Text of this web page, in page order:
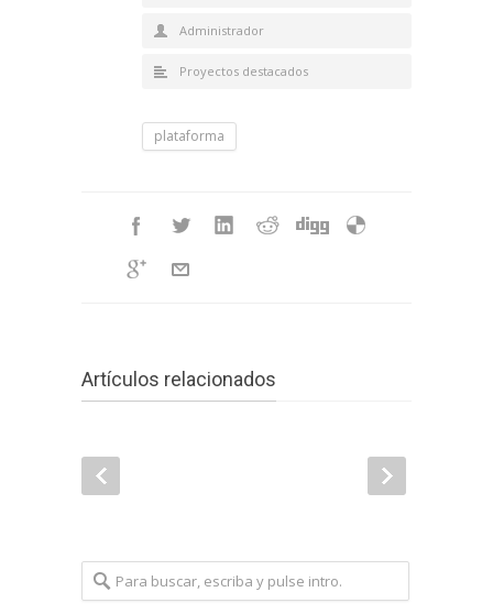
Administrador
Proyectos destacados
plataforma
Artículos relacionados